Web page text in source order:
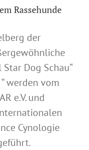
Rassehunde
der
Star Dog Schau“
werden vom
e.V. und
Cynologie